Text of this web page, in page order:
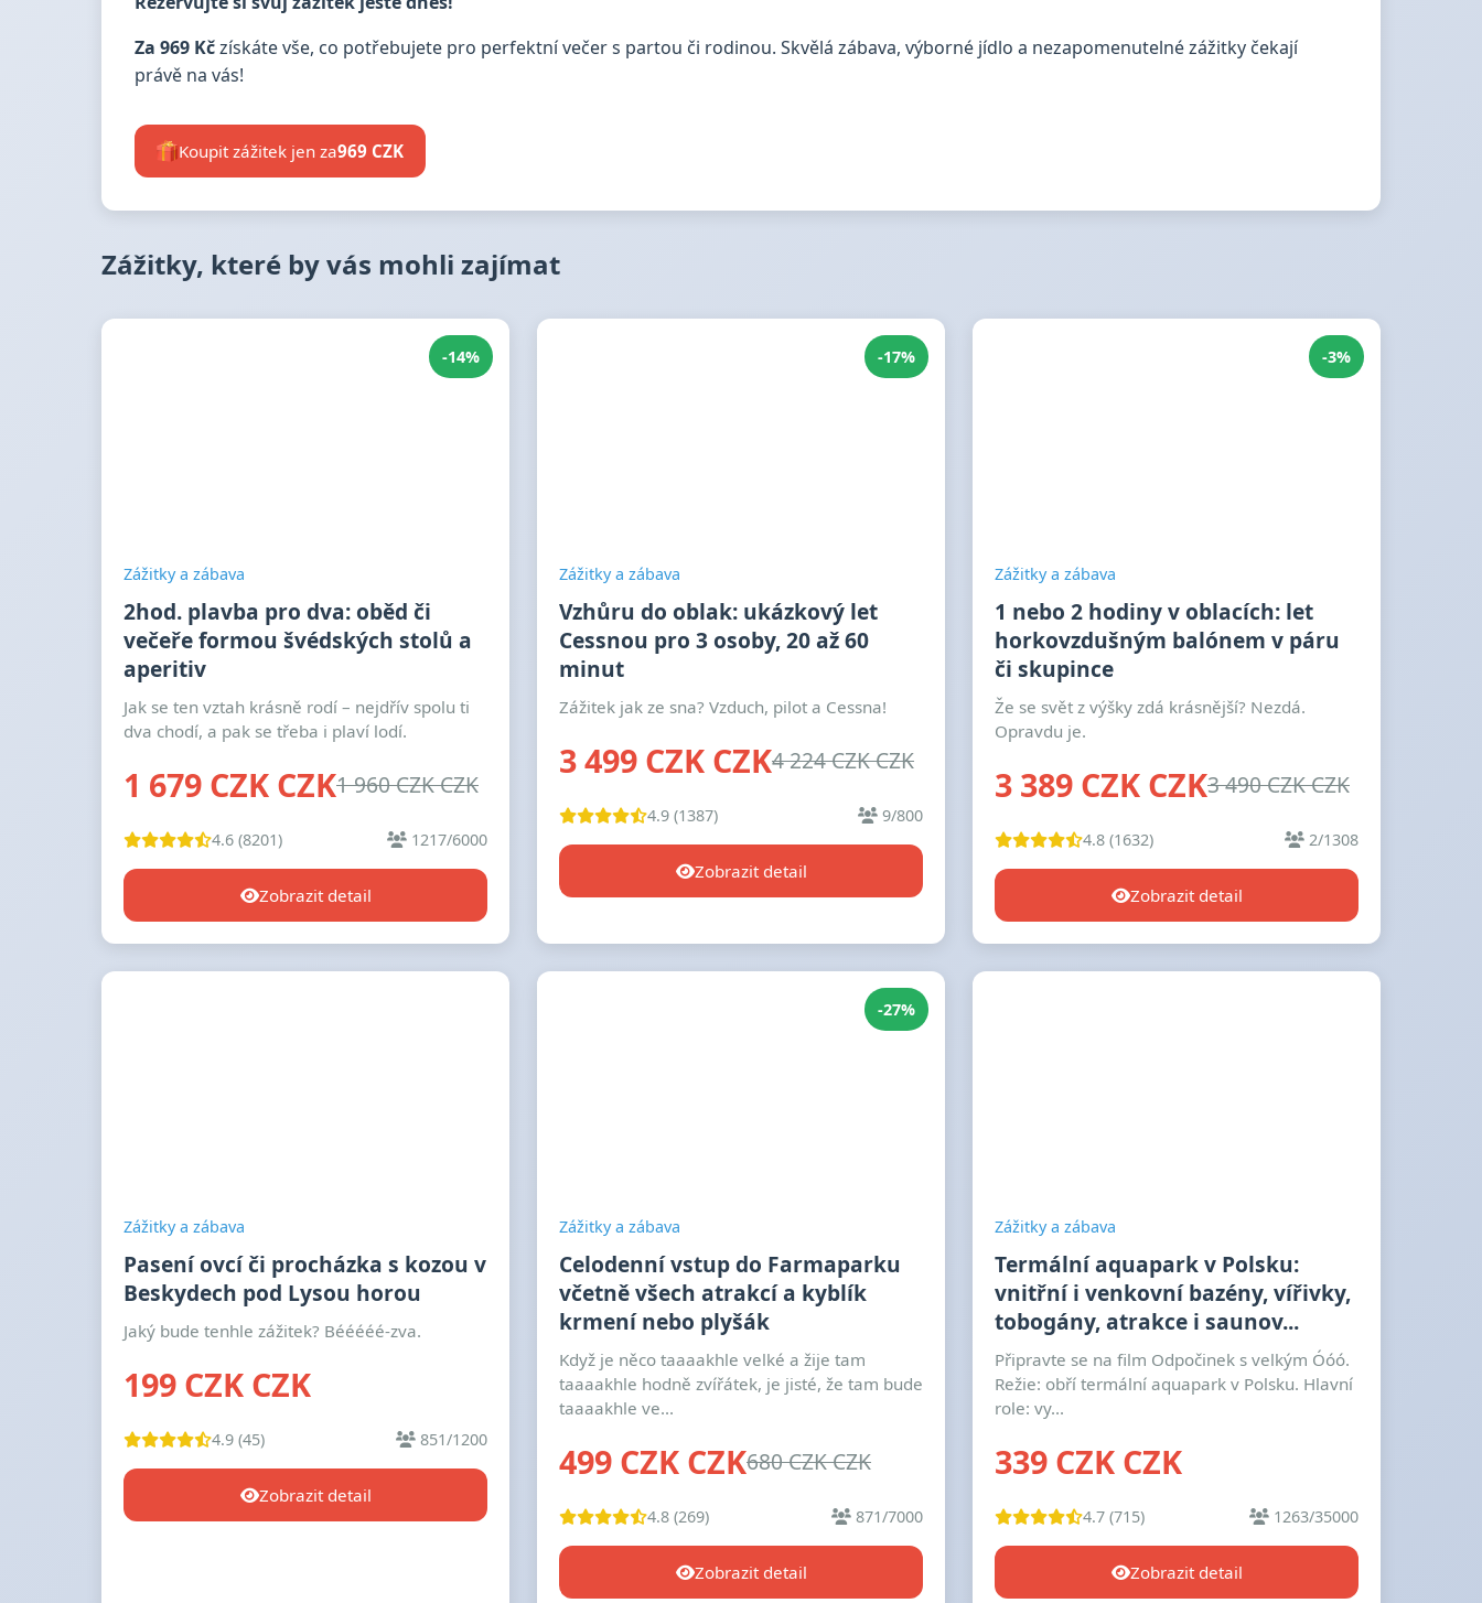
Za 969 Kčzískáte vše, co potřebujete pro perfektní večer s partou či rodinou. Skvělá zábava, výborné jídlo a nezapomenutelné zážitky čekají
právě na vás!
Koupit zážitek jen za969 CZK
Zážitky, které by vás mohli zajímat
-14%
Zážitky a zábava
2hod. plavba pro dva: oběd či
večeře formou švédských stolů a
aperitiv
Jak se ten vztah krásně rodí – nejdřív spolu ti
dva chodí, a pak se třeba i plaví lodí.
1 679 CZK CZK1 960 CZK CZK
4.6 (8201) 1217/6000
Zobrazit detail
-17%
Zážitky a zábava
Vzhůru do oblak: ukázkový let
Cessnou pro 3 osoby, 20 až 60
minut
Zážitek jak ze sna? Vzduch, pilot a Cessna!
3 499 CZK CZK4 224 CZK CZK
4.9 (1387) 9/800
Zobrazit detail
-3%
Zážitky a zábava
1 nebo 2 hodiny v oblacích: let
horkovzdušným balónem v páru
či skupince
Že se svět z výšky zdá krásnější? Nezdá.
Opravdu je.
3 389 CZK CZK3 490 CZK CZK
4.8 (1632) 2/1308
Zobrazit detail
Zážitky a zábava
Pasení ovcí či procházka s kozou v
Beskydech pod Lysou horou
Jaký bude tenhle zážitek? Bééééé-zva.
199 CZK CZK
4.9 (45) 851/1200
Zobrazit detail
-27%
Zážitky a zábava
Celodenní vstup do Farmaparku
včetně všech atrakcí a kyblík
krmení nebo plyšák
Když je něco taaaakhle velké a žije tam
taaaakhle hodně zvířátek, je jisté, že tam bude
taaaakhle ve...
499 CZK CZK680 CZK CZK
4.8 (269) 871/7000
Zobrazit detail
Zážitky a zábava
Termální aquapark v Polsku:
vnitřní i venkovní bazény, vířivky,
tobogány, atrakce i saunov...
Připravte se na film Odpočinek s velkým Óóó.
Režie: obří termální aquapark v Polsku. Hlavní
role: vy...
339 CZK CZK
4.7 (715) 1263/35000
Zobrazit detail